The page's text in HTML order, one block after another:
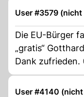
User #3579
Die EU-Bürger
„gratis“
Dank zufrieden.
User #4140